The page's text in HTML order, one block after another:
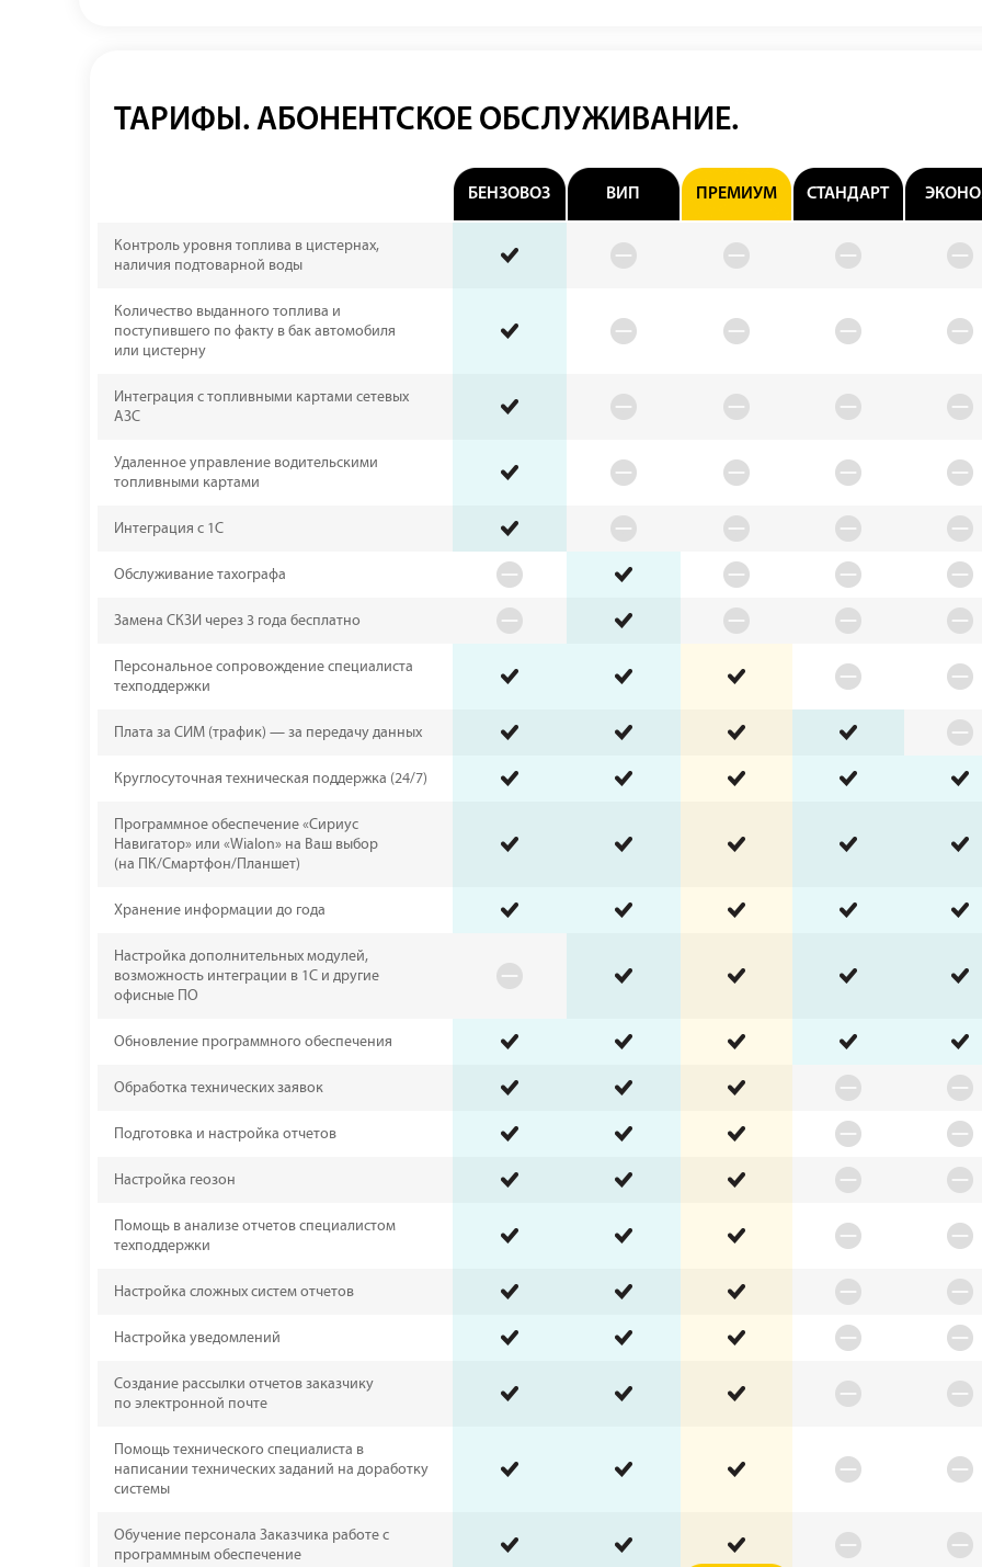
ТАРИФЫ. АБОНЕНТСКОЕ ОБСЛУЖИВАНИЕ.
БЕНЗОВОЗ ВИП ПРЕМИУМ СТАНДАРТ
Контроль уровня топлива в цистернах,
наличия подтоварной воды
Количество выданного топлива и
поступившего по факту в бак автомобиля
или цистерну
Интеграция с топливными картами сетевых
АЗС
Удаленное управление водительскими
топливными картами
Интеграция с 1С
Обслуживание тахографа
Замена СКЗИ через 3 года бесплатно
Персональное сопровождение специалиста
техподдержки
Плата за СИМ (трафик) — за передачу данных
Круглосуточная техническая поддержка (24/7)
Программное обеспечение «Сириус
Навигатор» или «Wialon» на Ваш выбор
(на ПК/Смартфон/Планшет)
Хранение информации до года
Настройка дополнительных модулей,
возможность интеграции в 1С и другие
офисные ПО
Обновление программного обеспечения
Обработка технических заявок
Подготовка и настройка отчетов
Настройка геозон
Помощь в анализе отчетов специалистом
техподдержки
Настройка сложных систем отчетов
Настройка уведомлений
Создание рассылки отчетов заказчику
по электронной почте
Помощь технического специалиста в
написании технических заданий на доработку
системы
Обучение персонала Заказчика работе с
программным обеспечение